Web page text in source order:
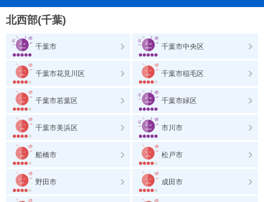
北西部(千葉)
千葉市 千葉市中央区
千葉市花見川区 千葉市稲毛区
千葉市若葉区 千葉市緑区
千葉市美浜区 市川市
船橋市 松戸市
野田市 成田市